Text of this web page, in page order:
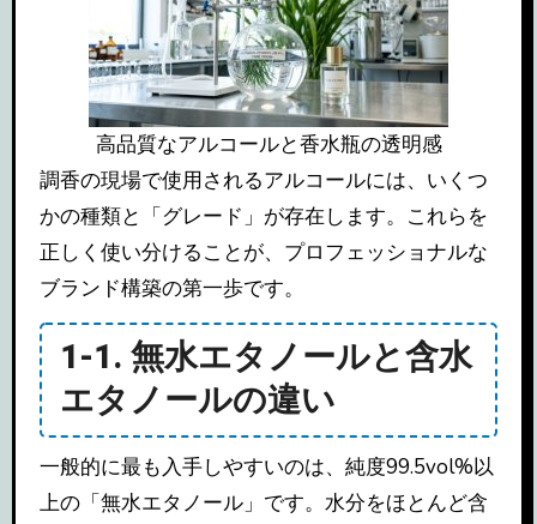
高品質なアルコールと香水瓶の透明感
調香の現場で使用されるアルコールには、いくつ
かの種類と「グレード」が存在します。これらを
正しく使い分けることが、プロフェッショナルな
ブランド構築の第一歩です。
1-1. 無水エタノールと含水
エタノールの違い
一般的に最も入手しやすいのは、純度99.5vol%以
上の「無水エタノール」です。水分をほとんど含